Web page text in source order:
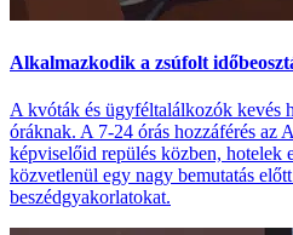
Alkalmazkodik a zsúfolt
A kvóták és ügyféltalálkozók kevés
óráknak. A 7-24 órás hozzáférés az
képviselőid repülés közben, hotelek
közvetlenül egy nagy bemutatás
beszédgyakorlatokat.